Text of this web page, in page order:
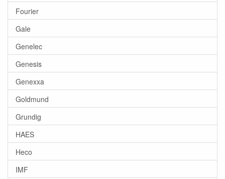
Fourier
Gale
Genelec
Genesis
Genexxa
Goldmund
Grundig
HAES
Heco
IMF